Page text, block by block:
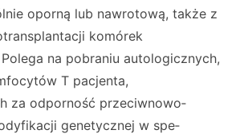
oporną lub nawrotową, także z
komó­rek
na pobraniu autolo­gicznych,
T pacjenta,
za odporność przeciwnowo­
genetycznej w spe­